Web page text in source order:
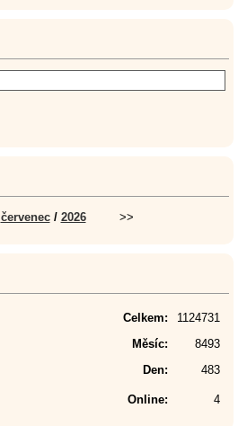
červenec/ 2026 >>
Online: 4
Celkem:
1124731
Měsíc:
8493
Den:
483